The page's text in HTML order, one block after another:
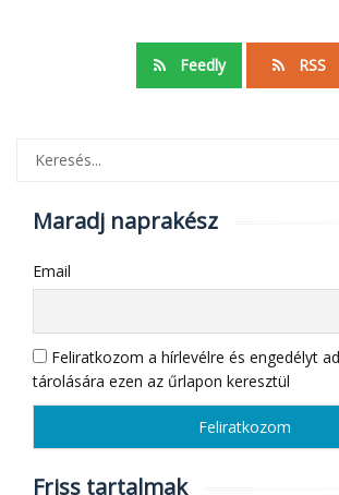
Feedly RSS
Maradj naprakész
Email
Feliratkozom a hírlevélre és engedélyt
tárolására ezen az űrlapon keresztül
Friss tartalmak